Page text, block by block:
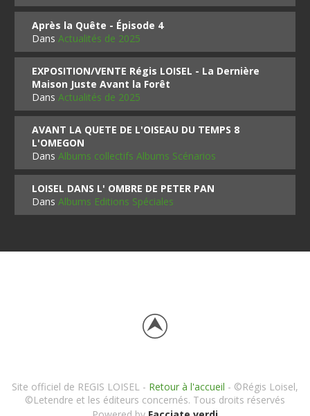
Après la Quête - Épisode 4
DansActualités de 2025
EXPOSITION/VENTE Régis LOISEL - La Dernière
Maison Juste Avant la Forêt
DansActualités de 2025
AVANT LA QUETE DE L'OISEAU DU TEMPS 8
L'OMEGON
DansAlbums collectifs Albums Scénarios
LOISEL DANS L' OMBRE DE PETER PAN
DansAlbums Editions Spéciales
Site officiel de REGIS LOISEL - Retour à l'accueil - ©Régis Loisel,
©Letendre et les éditeurs concernés. Tous droits réservés